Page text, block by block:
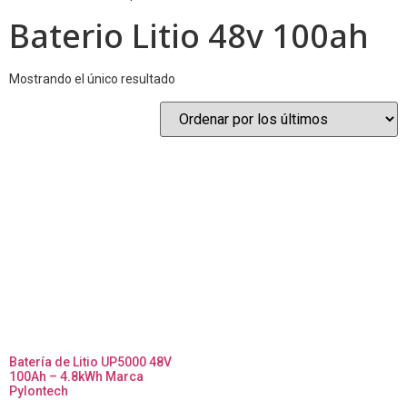
Baterio Litio 48v 100ah
Mostrando el único resultado
Batería de Litio UP5000 48V
100Ah – 4.8kWh Marca
Pylontech